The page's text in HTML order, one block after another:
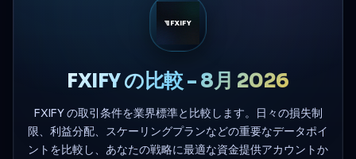
FXIFY の比較 - 8月 2026
FXIFY の取引条件を業界標準と比較します。日々の損失制
限、利益分配、スケーリングプランなどの重要なデータポイ
ントを比較し、あなたの戦略に最適な資金提供アカウントか